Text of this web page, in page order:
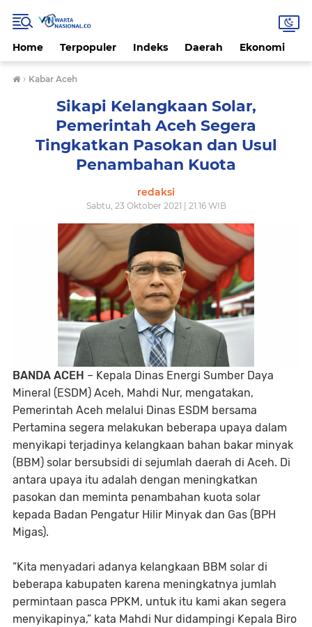
Home Terpopuler Indeks Daerah Ekonomi
› Kabar Aceh
Sikapi Kelangkaan Solar,
Pemerintah Aceh Segera
Tingkatkan Pasokan dan Usul
Penambahan Kuota
redaksi
Sabtu, 23 Oktober 2021 | 21.16 WIB
BANDA ACEH – Kepala Dinas Energi Sumber Daya
Mineral (ESDM) Aceh, Mahdi Nur, mengatakan,
Pemerintah Aceh melalui Dinas ESDM bersama
Pertamina segera melakukan beberapa upaya dalam
menyikapi terjadinya kelangkaan bahan bakar minyak
(BBM) solar bersubsidi di sejumlah daerah di Aceh. Di
antara upaya itu adalah dengan meningkatkan
pasokan dan meminta penambahan kuota solar
kepada Badan Pengatur Hilir Minyak dan Gas (BPH
Migas).
“Kita menyadari adanya kelangkaan BBM solar di
beberapa kabupaten karena meningkatnya jumlah
permintaan pasca PPKM, untuk itu kami akan segera
menyikapinya,” kata Mahdi Nur didampingi Kepala Biro